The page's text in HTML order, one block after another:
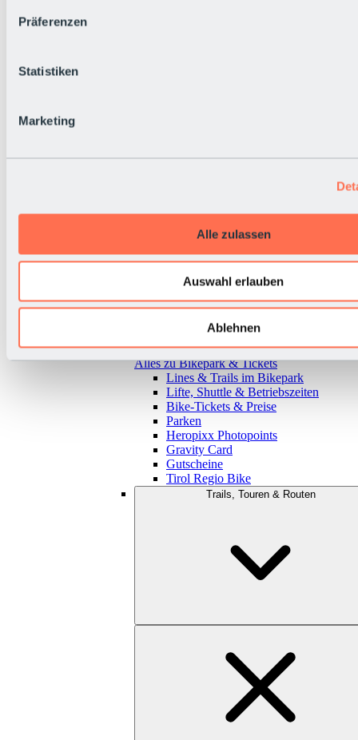
Präferenzen
Statistiken
Marketing
Alle zulassen
Auswahl erlauben
Ablehnen
Zurück
Alles zu Bikepark & Tickets
Lines & Trails im Bikepark
Lifte, Shuttle & Betriebszeiten
Bike-Tickets & Preise
Parken
Heropixx Photopoints
Gravity Card
Gutscheine
Tirol Regio Bike
Trails, Touren & Routen